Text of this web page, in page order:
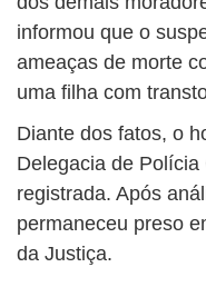
informou que o
ameaças de morte
uma filha com
Diante dos fatos, o
Delegacia de
registrada. Após
permaneceu preso
da Justiça.